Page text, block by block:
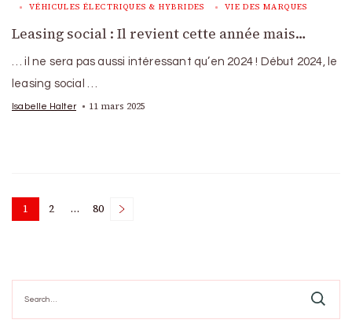
VÉHICULES ÉLECTRIQUES & HYBRIDES VIE DES MARQUES
Leasing social : Il revient cette année mais…
… il ne sera pas aussi intéressant qu’en 2024 ! Début 2024, le
leasing social …
Isabelle Halter 11 mars 2025
Posts
Page
1 Page
2 … Page
80
for: